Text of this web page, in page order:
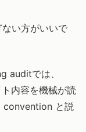
い方がいいで
auditでは、
内容を機械が読
convention と説